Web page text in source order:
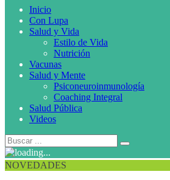
Inicio
Con Lupa
Salud y Vida
Estilo de Vida
Nutrición
Vacunas
Salud y Mente
Psiconeuroinmunología
Coaching Integral
Salud Pública
Videos
NOVEDADES